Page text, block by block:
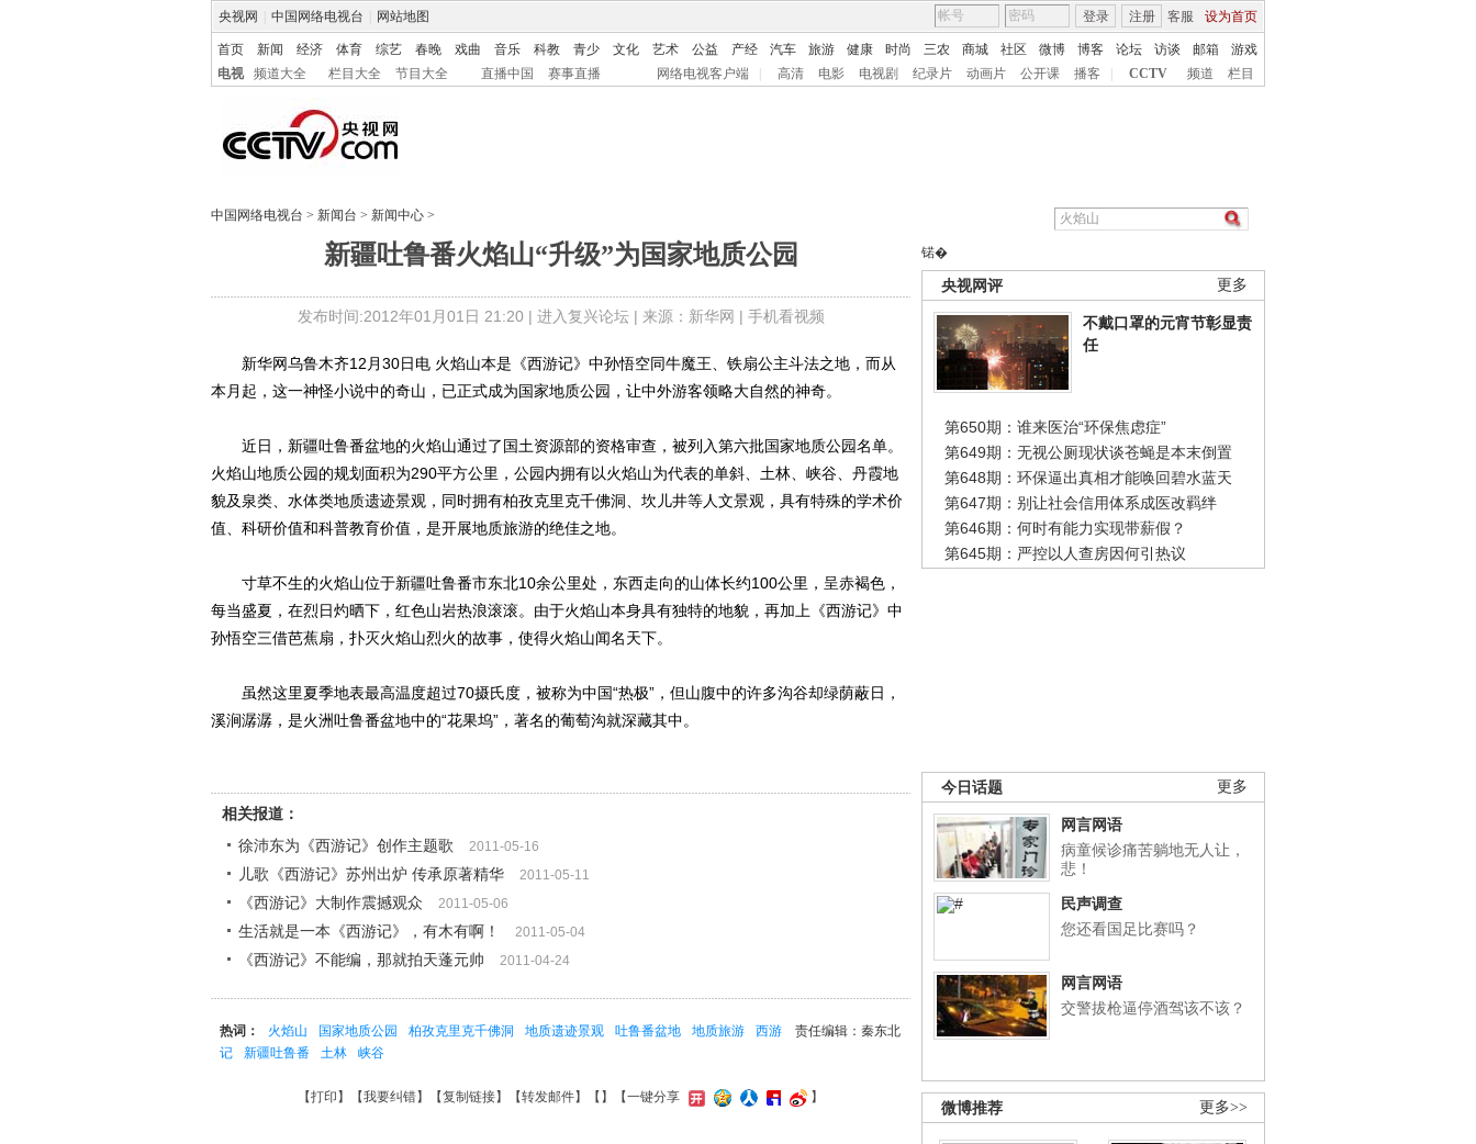
央视网 中国网络电视台 网站地图 客服 设为首页
登录 注册
首页 新闻 经济 体育 综艺 春晚 戏曲 音乐 科教 青少 文化 艺术 公益 产经 汽车 旅游 健康 时尚 三农 商城 社区 微博 博客 论坛 访谈 邮箱
游戏
电视
频道大全 栏目大全 节目大全 直播中国 赛事直播 网络电视客户端 高清 电影 电视剧 纪录片 动画片 公开课 播客 CCTV 频道 栏目
中国网络电视台 > 新闻台 > 新闻中心 >
新疆吐鲁番火焰山“升级”为国家地质公园
发布时间:2012年01月01日 21:20 | 进入复兴论坛| 来源：新华网 | 手机看视频
锘�
更多
央视网评
不戴口罩的元宵节彰显责
任
第650期：谁来医治“环保焦虑症”
第649期：无视公厕现状谈苍蝇是本末倒置
第648期：环保逼出真相才能唤回碧水蓝天
第647期：别让社会信用体系成医改羁绊
第646期：何时有能力实现带薪假？
第645期：严控以人查房因何引热议
更多
今日话题
网言网语
病童候诊痛苦躺地无人让，
悲！
民声调查
您还看国足比赛吗？
网言网语
交警拔枪逼停酒驾该不该？
更多>>
微博推荐
新华网乌鲁木齐12月30日电 火焰山本是《西游记》中孙悟空同牛魔王、铁扇公主斗法之地，而从
本月起，这一神怪小说中的奇山，已正式成为国家地质公园，让中外游客领略大自然的神奇。
近日，新疆吐鲁番盆地的火焰山通过了国土资源部的资格审查，被列入第六批国家地质公园名单。
火焰山地质公园的规划面积为290平方公里，公园内拥有以火焰山为代表的单斜、土林、峡谷、丹霞地
貌及泉类、水体类地质遗迹景观，同时拥有柏孜克里克千佛洞、坎儿井等人文景观，具有特殊的学术价
值、科研价值和科普教育价值，是开展地质旅游的绝佳之地。
寸草不生的火焰山位于新疆吐鲁番市东北10余公里处，东西走向的山体长约100公里，呈赤褐色，
每当盛夏，在烈日灼晒下，红色山岩热浪滚滚。由于火焰山本身具有独特的地貌，再加上《西游记》中
孙悟空三借芭蕉扇，扑灭火焰山烈火的故事，使得火焰山闻名天下。
虽然这里夏季地表最高温度超过70摄氏度，被称为中国“热极”，但山腹中的许多沟谷却绿荫蔽日，
溪涧潺潺，是火洲吐鲁番盆地中的“花果坞”，著名的葡萄沟就深藏其中。
相关报道：
徐沛东为《西游记》创作主题歌
2011-05-16
儿歌《西游记》苏州出炉 传承原著精华 2011-05-11
《西游记》大制作震撼观众 2011-05-06
生活就是一本《西游记》，有木有啊！ 2011-05-04
《西游记》不能编，那就拍天蓬元帅 2011-04-24
责任编辑：秦东北
热词： 火焰山 国家地质公园 柏孜克里克千佛洞 地质遗迹景观 吐鲁番盆地 地质旅游
西游
记
新疆吐鲁番 土林 峡谷
【打印 】【我要纠错】【复制链接】【转发邮件】【 】 【一键分享 】